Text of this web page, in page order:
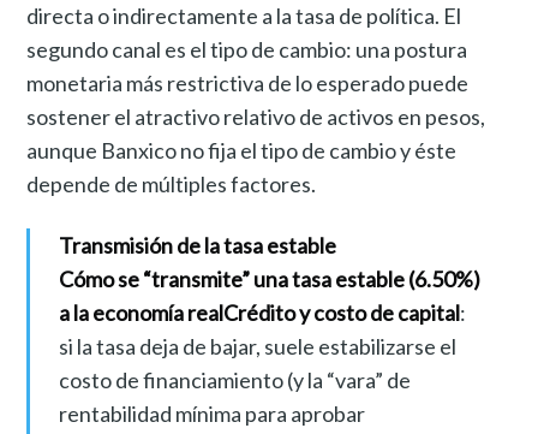
directa o indirectamente a la tasa de política. El
segundo canal es el tipo de cambio: una postura
monetaria más restrictiva de lo esperado puede
sostener el atractivo relativo de activos en pesos,
aunque Banxico no fija el tipo de cambio y éste
depende de múltiples factores.
Transmisión de la tasa estable
Cómo se “transmite” una tasa estable (6.50%)
a la economía realCrédito y costo de capital:
si la tasa deja de bajar, suele estabilizarse el
costo de financiamiento (y la “vara” de
rentabilidad mínima para aprobar